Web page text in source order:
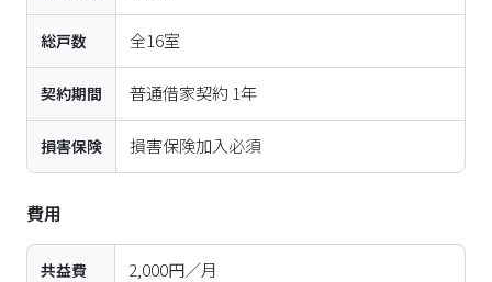
総戸数 全16室
契約期間 普通借家契約 1年
損害保険 損害保険加入必須
費用
共益費 2,000円／月